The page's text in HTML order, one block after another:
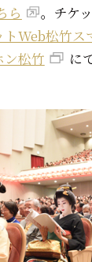
ら
。チケッ
トWeb松竹ス
ン松竹 に